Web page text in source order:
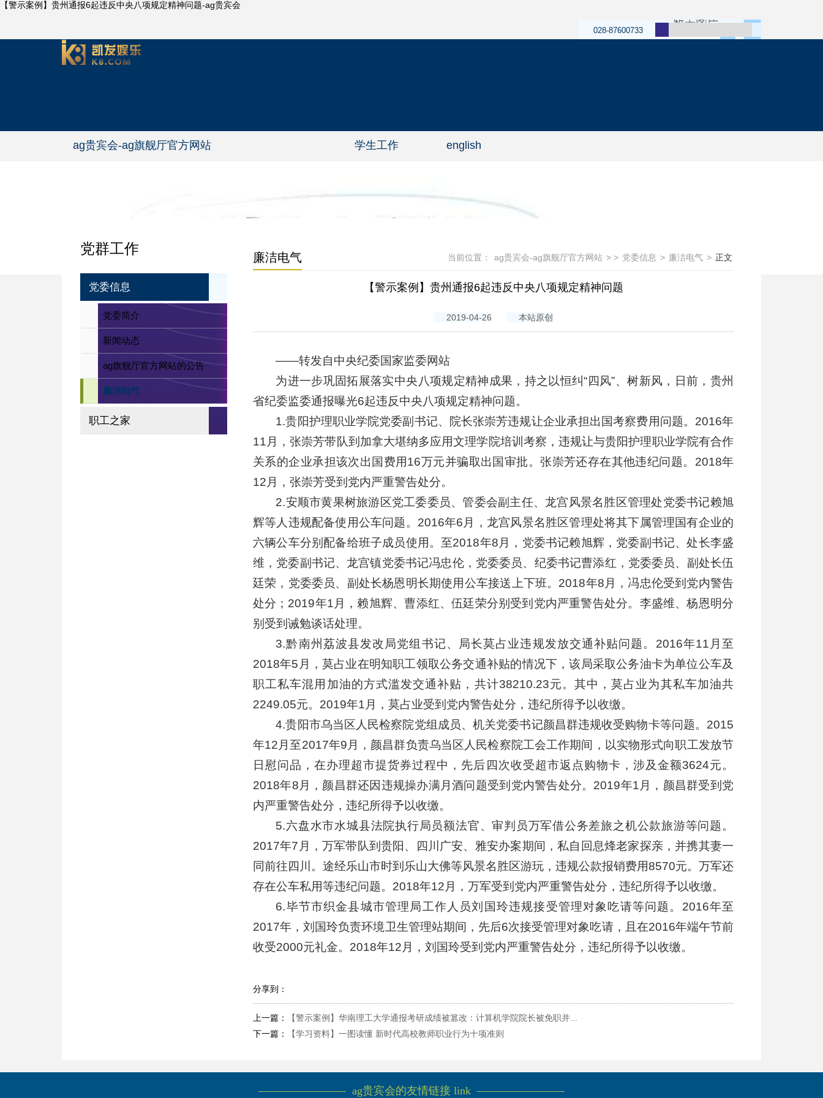
【警示案例】贵州通报6起违反中央八项规定精神问题-ag贵宾会
028-87600733
ag贵宾会-ag旗舰厅官方网站 学生工作 english
党群工作
党委信息
党委简介
新闻动态
ag旗舰厅官方网站的公告
廉洁电气
职工之家
廉洁电气 当前位置： ag贵宾会-ag旗舰厅官方网站 > > 党委信息 > 廉洁电气 > 正文
【警示案例】贵州通报6起违反中央八项规定精神问题
2019-04-26 本站原创
——转发自中央纪委国家监委网站
为进一步巩固拓展落实中央八项规定精神成果，持之以恒纠“四风”、树新风，日前，贵州
省纪委监委通报曝光6起违反中央八项规定精神问题。
1.贵阳护理职业学院党委副书记、院长张崇芳违规让企业承担出国考察费用问题。2016年
11月，张崇芳带队到加拿大堪纳多应用文理学院培训考察，违规让与贵阳护理职业学院有合作
关系的企业承担该次出国费用16万元并骗取出国审批。张崇芳还存在其他违纪问题。2018年
12月，张崇芳受到党内严重警告处分。
2.安顺市黄果树旅游区党工委委员、管委会副主任、龙宫风景名胜区管理处党委书记赖旭
辉等人违规配备使用公车问题。2016年6月，龙宫风景名胜区管理处将其下属管理国有企业的
六辆公车分别配备给班子成员使用。至2018年8月，党委书记赖旭辉，党委副书记、处长李盛
维，党委副书记、龙宫镇党委书记冯忠伦，党委委员、纪委书记曹添红，党委委员、副处长伍
廷荣，党委委员、副处长杨恩明长期使用公车接送上下班。2018年8月，冯忠伦受到党内警告
处分；2019年1月，赖旭辉、曹添红、伍廷荣分别受到党内严重警告处分。李盛维、杨恩明分
别受到诫勉谈话处理。
3.黔南州荔波县发改局党组书记、局长莫占业违规发放交通补贴问题。2016年11月至
2018年5月，莫占业在明知职工领取公务交通补贴的情况下，该局采取公务油卡为单位公车及
职工私车混用加油的方式滥发交通补贴，共计38210.23元。其中，莫占业为其私车加油共
2249.05元。2019年1月，莫占业受到党内警告处分，违纪所得予以收缴。
4.贵阳市乌当区人民检察院党组成员、机关党委书记颜昌群违规收受购物卡等问题。2015
年12月至2017年9月，颜昌群负责乌当区人民检察院工会工作期间，以实物形式向职工发放节
日慰问品，在办理超市提货券过程中，先后四次收受超市返点购物卡，涉及金额3624元。
2018年8月，颜昌群还因违规操办满月酒问题受到党内警告处分。2019年1月，颜昌群受到党
内严重警告处分，违纪所得予以收缴。
5.六盘水市水城县法院执行局员额法官、审判员万军借公务差旅之机公款旅游等问题。
2017年7月，万军带队到贵阳、四川广安、雅安办案期间，私自回息烽老家探亲，并携其妻一
同前往四川。途经乐山市时到乐山大佛等风景名胜区游玩，违规公款报销费用8570元。万军还
存在公车私用等违纪问题。2018年12月，万军受到党内严重警告处分，违纪所得予以收缴。
6.毕节市织金县城市管理局工作人员刘国玲违规接受管理对象吃请等问题。2016年至
2017年，刘国玲负责环境卫生管理站期间，先后6次接受管理对象吃请，且在2016年端午节前
收受2000元礼金。2018年12月，刘国玲受到党内严重警告处分，违纪所得予以收缴。
分享到：
上一篇：
【警示案例】华南理工大学通报考研成绩被篡改：计算机学院院长被免职并...
下一篇：
【学习资料】一图读懂 新时代高校教师职业行为十项准则
ag贵宾会的友情链接 link